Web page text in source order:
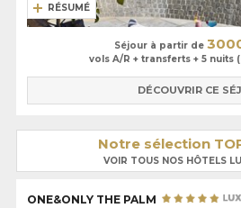
RÉSUMÉ
Séjour à partir de
vols A/R + transferts + 5 nuits
DÉCOUVRIR CE
Notre sélection
VOIR TOUS NOS HÔTELS
ONE&ONLY THE PALM